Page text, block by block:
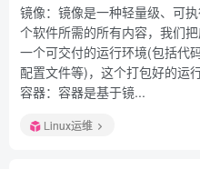
镜像：镜像是一种轻量级、可
个软件所需的所有内容，我们
一个可交付的运行环境(包括代
配置文件等)，这个打包好的运
容器：容器是基于镜...
Linux运维